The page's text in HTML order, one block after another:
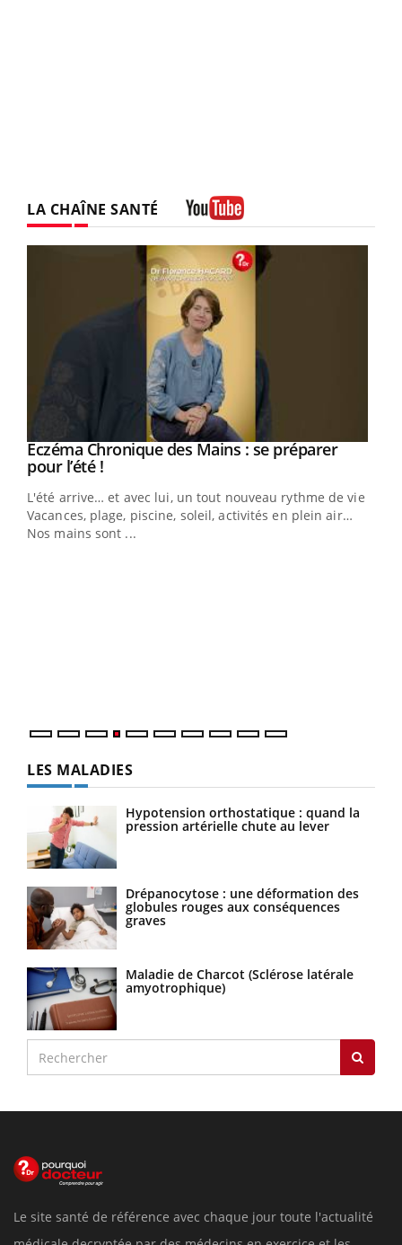
LA CHAÎNE SANTÉ
Youtube
Eczéma Chronique des Mains : se préparer
pour l’été !Youtube
L'été arrive… et avec lui, un tout nouveau rythme de vie !
Vacances, plage, piscine, soleil, activités en plein air…
Nos mains sont ...
LES MALADIES
Hypotension orthostatique : quand la
pression artérielle chute au lever
Drépanocytose : une déformation des
globules rouges aux conséquences
graves
Maladie de Charcot (Sclérose latérale
amyotrophique)
Le site santé de référence avec chaque jour toute l'actualité